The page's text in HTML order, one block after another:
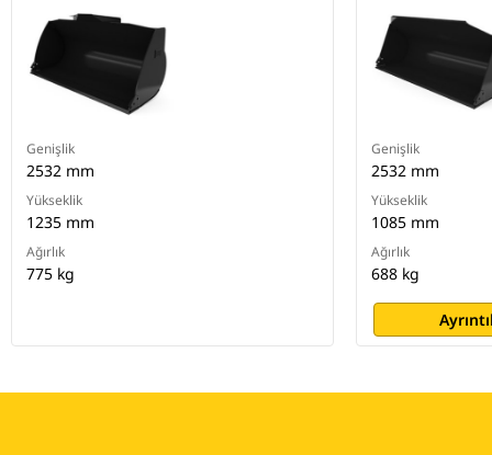
Genişlik
2532 mm
Yükseklik
1235 mm
Ağırlık
775 kg
Genişlik
2532 mm
Yükseklik
1085 mm
Ağırlık
688 kg